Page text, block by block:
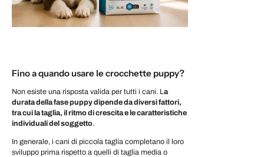
Fino a quando usare le crocchette puppy?
Non esiste una risposta valida per tutti i cani. La
durata della fase puppy dipende da diversi fattori,
tra cui la taglia, il ritmo di crescita e le caratteristiche
individuali del soggetto.
In generale, i cani di piccola taglia completano il loro
sviluppo prima rispetto a quelli di taglia media o